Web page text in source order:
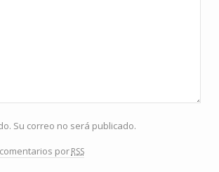
Su correo no será publicado.
porrss